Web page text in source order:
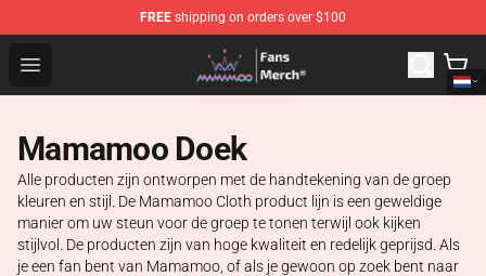
FREE shipping on orders over $100
Open menu
Mamamoo Store - Official Mamamoo Merchandise Shop
Mamamoo Doek
Alle producten zijn ontworpen met de handtekening van de groep
kleuren en stijl. De Mamamoo Cloth product lijn is een geweldige
manier om uw steun voor de groep te tonen terwijl ook kijken
stijlvol. De producten zijn van hoge kwaliteit en redelijk geprijsd. Als
je een fan bent van Mamamoo, of als je gewoon op zoek bent naar